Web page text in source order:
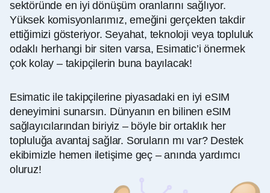
sektöründe en iyi dönüşüm oranlarını sağlıyor.
Yüksek komisyonlarımız, emeğini gerçekten takdir
ettiğimizi gösteriyor. Seyahat, teknoloji veya topluluk
odaklı herhangi bir siten varsa, Esimatic’i önermek
çok kolay – takipçilerin buna bayılacak!
Esimatic ile takipçilerine piyasadaki en iyi eSIM
deneyimini sunarsın. Dünyanın en bilinen eSIM
sağlayıcılarından biriyiz – böyle bir ortaklık her
topluluğa avantaj sağlar. Soruların mı var? Destek
ekibimizle hemen iletişime geç – anında yardımcı
oluruz!